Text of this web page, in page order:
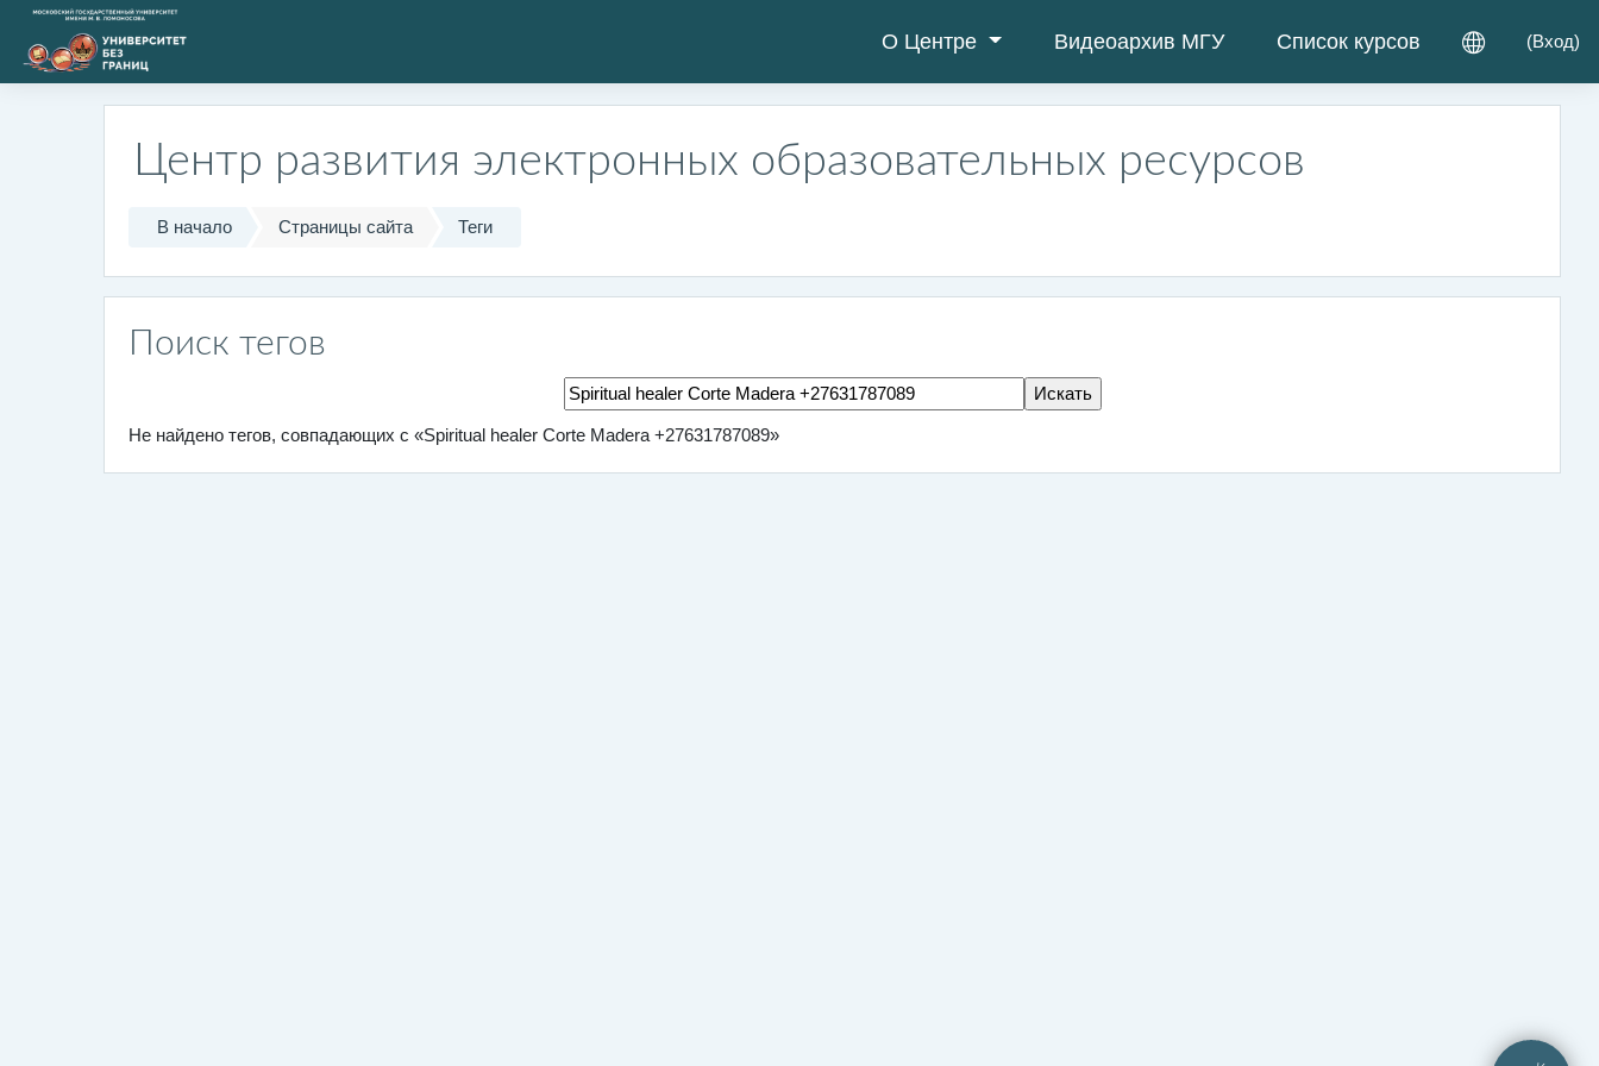
О Центре Видеоархив МГУ Список курсов (Вход)
Перейти к основному содержанию
Центр развития электронных образовательных ресурсов
В начало Страницы сайта Теги
Поиск тегов
Поиск тегов
Не найдено тегов, совпадающих с «Spiritual healer Corte Madera +27631787089»